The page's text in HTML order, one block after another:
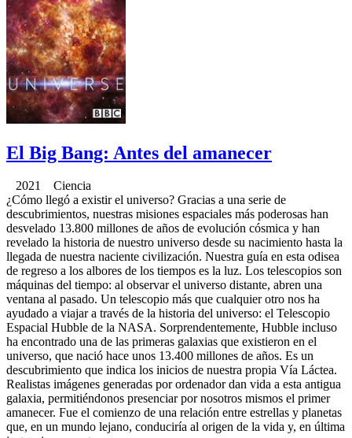
El Big Bang: Antes del amanecer
2021 Ciencia
¿Cómo llegó a existir el universo? Gracias a una serie de
descubrimientos, nuestras misiones espaciales más poderosas han
desvelado 13.800 millones de años de evolución cósmica y han
revelado la historia de nuestro universo desde su nacimiento hasta la
llegada de nuestra naciente civilización. Nuestra guía en esta odisea
de regreso a los albores de los tiempos es la luz. Los telescopios son
máquinas del tiempo: al observar el universo distante, abren una
ventana al pasado. Un telescopio más que cualquier otro nos ha
ayudado a viajar a través de la historia del universo: el Telescopio
Espacial Hubble de la NASA. Sorprendentemente, Hubble incluso
ha encontrado una de las primeras galaxias que existieron en el
universo, que nació hace unos 13.400 millones de años. Es un
descubrimiento que indica los inicios de nuestra propia Vía Láctea.
Realistas imágenes generadas por ordenador dan vida a esta antigua
galaxia, permitiéndonos presenciar por nosotros mismos el primer
amanecer. Fue el comienzo de una relación entre estrellas y planetas
que, en un mundo lejano, conduciría al origen de la vida y, en última